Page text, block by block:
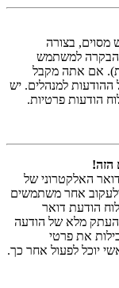
מסוים, בצורה
הבקרה למשתמש
אם אתה מקבל
ההודעות למנהלים. יש
הודעות פרטיות.
הזה!
האלקטרוני של
אחר משתמשים
הודעת דואר
מלא של הודעה
את פרטי
יוכל לפעול אחר כך.